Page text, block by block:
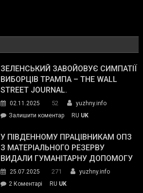
ЗЕЛЕНСЬКИЙ ЗАВОЙОВУЄ СИМПАТІЇ
ВИБОРЦІВ ТРАМПА – THE WALL
STREET JOURNAL.
02.11.2025 52
yuzhny.info
Залишити коментарon
завойовує
симпатії
виборців
The
RU UK
У ПІВДЕННОМУ ПРАЦІВНИКАМ ОПЗ
З МАТЕРІАЛЬНОГО РЕЗЕРВУ
ВИДАЛИ ГУМАНІТАРНУ ДОПОМОГУ
25.07.2025 271
yuzhny.info
2 Коментарі
RU UK